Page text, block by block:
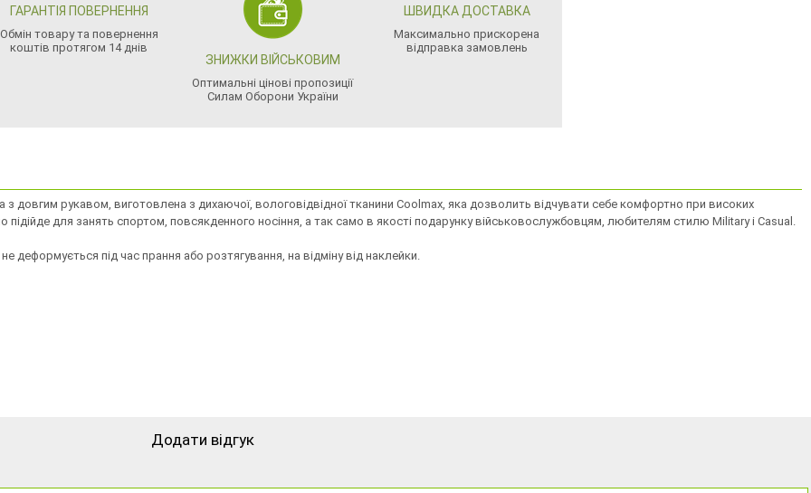
ГАРАНТІЯ ПОВЕРНЕННЯ
Обмін товару та повернення
коштів протягом 14 днів
ЗНИЖКИ ВІЙСЬКОВИМ
Оптимальні цінові пропозиції
Силам Оборони України
ШВИДКА ДОСТАВКА
Максимально прискорена
відправка замовлень
з довгим рукавом, виготовлена ​​з дихаючої, вологовідвідної тканини Coolmax, яка дозволить відчувати себе комфортно при високих
для занять спортом, повсякденного носіння, а так само в якості подарунку військовослужбовцям, любителям стилю Military і Casual.
під час прання або розтягування, на відміну від наклейки.
Додати відгук